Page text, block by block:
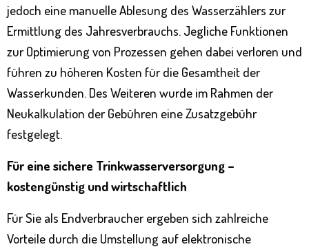
jedoch eine manuelle Ablesung des Wasserzählers zur
Ermittlung des Jahresverbrauchs. Jegliche Funktionen
zur Optimierung von Prozessen gehen dabei verloren und
führen zu höheren Kosten für die Gesamtheit der
Wasserkunden. Des Weiteren wurde im Rahmen der
Neukalkulation der Gebühren eine Zusatzgebühr
festgelegt.
Für eine sichere Trinkwasserversorgung –
kostengünstig und wirtschaftlich
Für Sie als Endverbraucher ergeben sich zahlreiche
Vorteile durch die Umstellung auf elektronische